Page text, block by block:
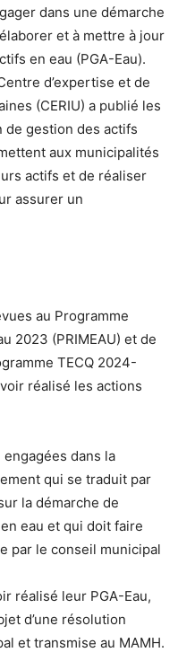
dans une démarche
et à mettre à jour
en eau (PGA-Eau).
d’expertise et de
(CERIU) a publié les
de gestion des actifs
aux municipalités
actifs et de réaliser
assurer un
au Programme
2023 (PRIMEAU) et de
TECQ 2024-
réalisé les actions
engagées dans la
qui se traduit par
la démarche de
eau et qui doit faire
par le conseil municipal
réalisé leur PGA-Eau,
d’une résolution
et transmise au MAMH.